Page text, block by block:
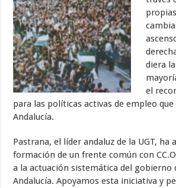
diera
el
para las políticas activas de empleo
Andalucía.
Pastrana, el líder andaluz de la UGT, ha
formación de un frente común con
a la actuación sistemática del gobierno
Andalucía. Apoyamos esta iniciativa y